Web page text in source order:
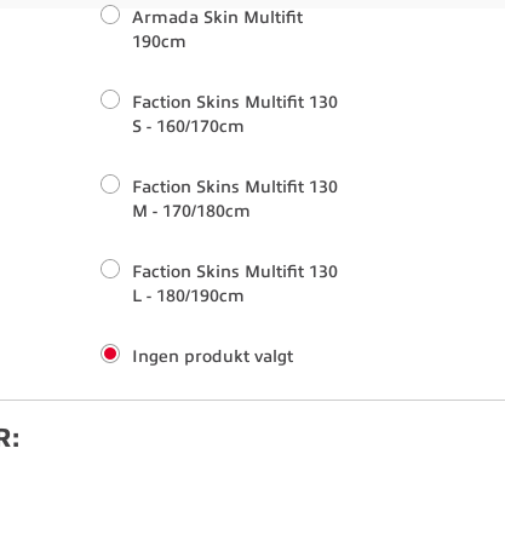
Armada Skin Multifit
190cm
Faction Skins Multifit 130
S - 160/170cm
Faction Skins Multifit 130
M - 170/180cm
Faction Skins Multifit 130
L - 180/190cm
Ingen produkt valgt